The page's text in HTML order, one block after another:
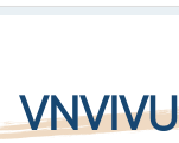
VNVIVU